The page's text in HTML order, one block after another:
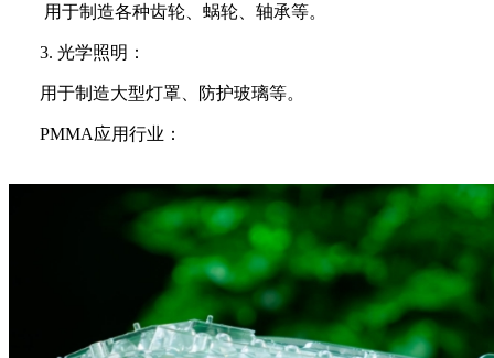
用于制造各种齿轮、蜗轮、轴承等。
3. 光学照明：
用于制造大型灯罩、防护玻璃等。
PMMA应用行业：